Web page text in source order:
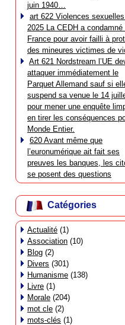
juin 1940…
art 622 Violences
2025 La CEDH a condamné
France pour avoir failli à
des mineures victimes de
Art 621 Nordstream l’UE
attaquer immédiatement le
Parquet Allemand sauf si
suspend sa venue le 14
pour mener une enquête
en tirer les conséquences
Monde Entier.
620 Avant même que
l’euronumérique ait fait ses
preuves les banques, les
se posent des questions
Catégories
Actualité (1)
Association (10)
Blog (2)
Divers (301)
Humanisme (138)
Livre (1)
Morale (204)
mot cle (2)
mots-clés (1)